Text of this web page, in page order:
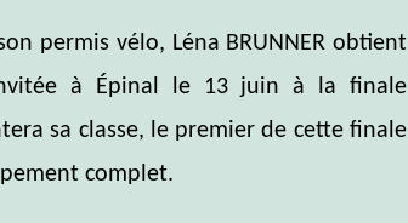
permis vélo, Léna BRUNNER obtient
à Épinal le 13 juin à la finale
sa classe, le premier de cette finale
complet.